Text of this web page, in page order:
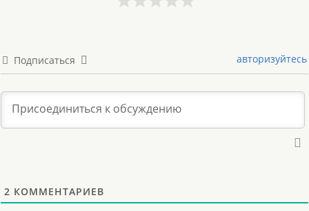
Подписаться авторизуйтесь
2 КОММЕНТАРИЕВ